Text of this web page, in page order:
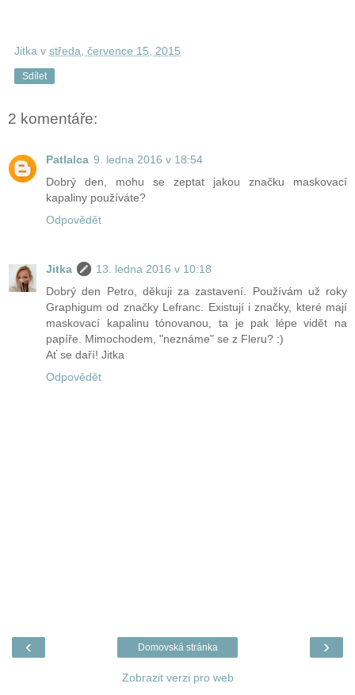
Jitka v středa, července 15, 2015
Sdílet
2 komentáře:
Patlalca 9. ledna 2016 v 18:54
Dobrý den, mohu se zeptat jakou značku maskovací
kapaliny používáte?
Odpovědět
Jitka
13. ledna 2016 v 10:18
Dobrý den Petro, děkuji za zastavení. Používám už roky
Graphigum od značky Lefranc. Existují i značky, které mají
maskovací kapalinu tónovanou, ta je pak lépe vidět na
papíře. Mimochodem, "neznáme" se z Fleru? :)
Ať se daří! Jitka
Odpovědět
‹ ›
Domovská stránka
Zobrazit verzi pro web